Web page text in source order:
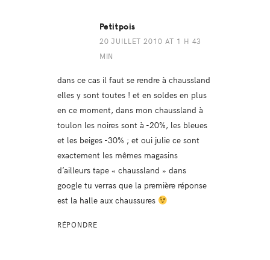
Petitpois
20 JUILLET 2010 AT 1 H 43
MIN
dans ce cas il faut se rendre à chaussland
elles y sont toutes ! et en soldes en plus
en ce moment, dans mon chaussland à
toulon les noires sont à -20%, les bleues
et les beiges -30% ; et oui julie ce sont
exactement les mêmes magasins
d’ailleurs tape « chaussland » dans
google tu verras que la première réponse
est la halle aux chaussures
RÉPONDRE